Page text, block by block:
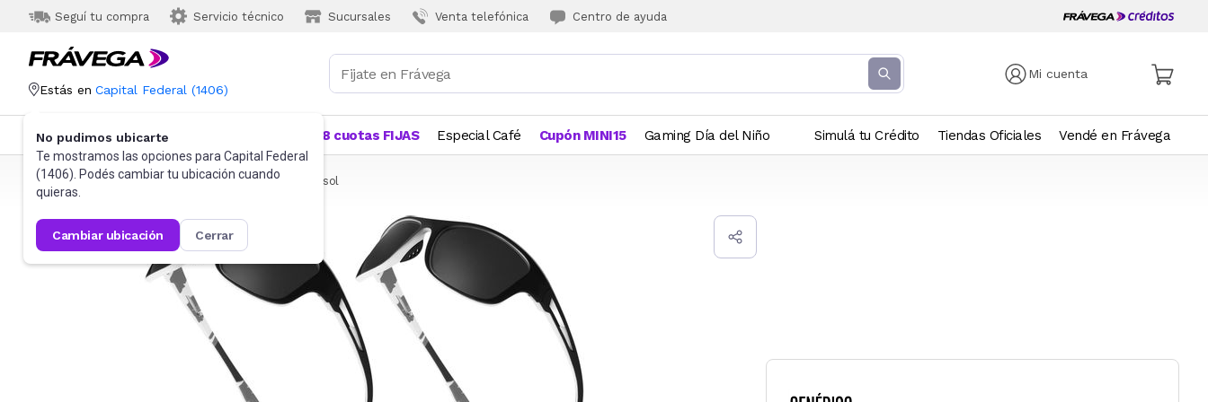
Seguí tu compra Servicio técnico Sucursales Venta telefónica Centro de ayuda
Mi cuenta
Estás en Capital Federal (1406)
No pudimos ubicarte
Te mostramos las opciones para Capital Federal
(1406). Podés cambiar tu ubicación cuando
quieras.
cambiar ubicación cerrar
Categorías Más Vendidos 18 cuotas FIJAS Especial Café Cupón MINI15 Gaming Día del Niño Simulá tu Crédito Tiendas Oficiales Vendé en Frávega
Frávega Indumentaria Accesorios Anteojos de sol